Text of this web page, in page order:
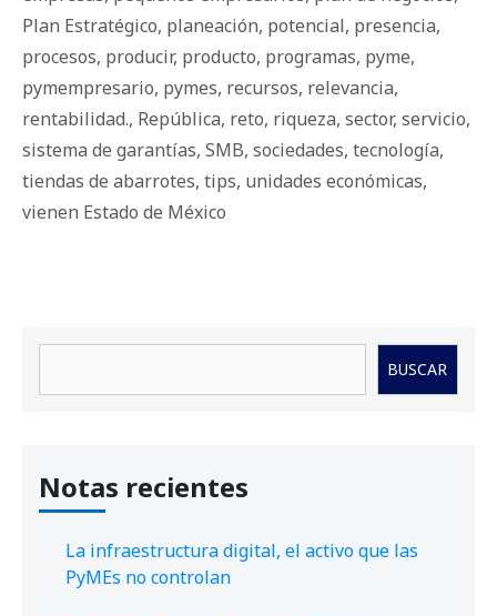
Plan Estratégico, planeación, potencial, presencia,
procesos, producir, producto, programas, pyme,
pymempresario, pymes, recursos, relevancia,
rentabilidad., República, reto, riqueza, sector, servicio,
sistema de garantías, SMB, sociedades, tecnología,
tiendas de abarrotes, tips, unidades económicas,
vienen Estado de México
BUSCAR
Notas recientes
La infraestructura digital, el activo que las
PyMEs no controlan